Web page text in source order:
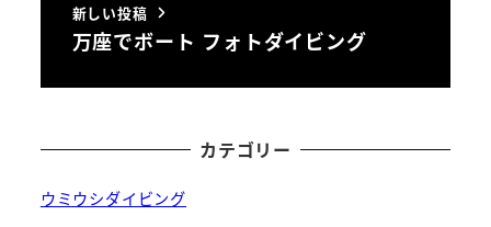
新しい投稿
万座でボート フォトダイビング
カテゴリー
ウミウシダイビング